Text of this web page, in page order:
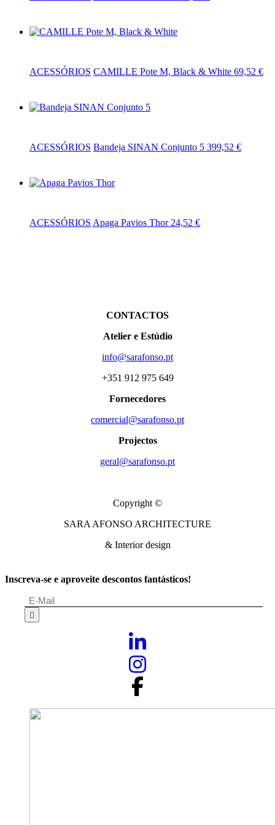
ACESSÓRIOS CAMILLE Pote M, Black & White 69,52 €
ACESSÓRIOS Bandeja SINAN Conjunto 5 399,52 €
ACESSÓRIOS Apaga Pavios Thor 24,52 €
CONTACTOS
Atelier e Estúdio
info@sarafonso.pt
+351 912 975 649
Fornecedores
comercial@sarafonso.pt
Projectos
geral@sarafonso.pt
Copyright ©
SARA AFONSO ARCHITECTURE
& Interior design
Inscreva-se e aproveite descontos fantásticos!